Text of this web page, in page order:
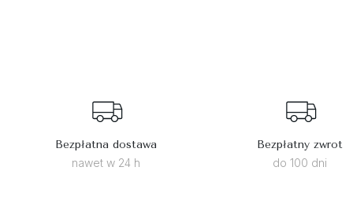
Bezpłatna dostawa
nawet w 24 h
Bezpłatny zwrot
do 100 dni